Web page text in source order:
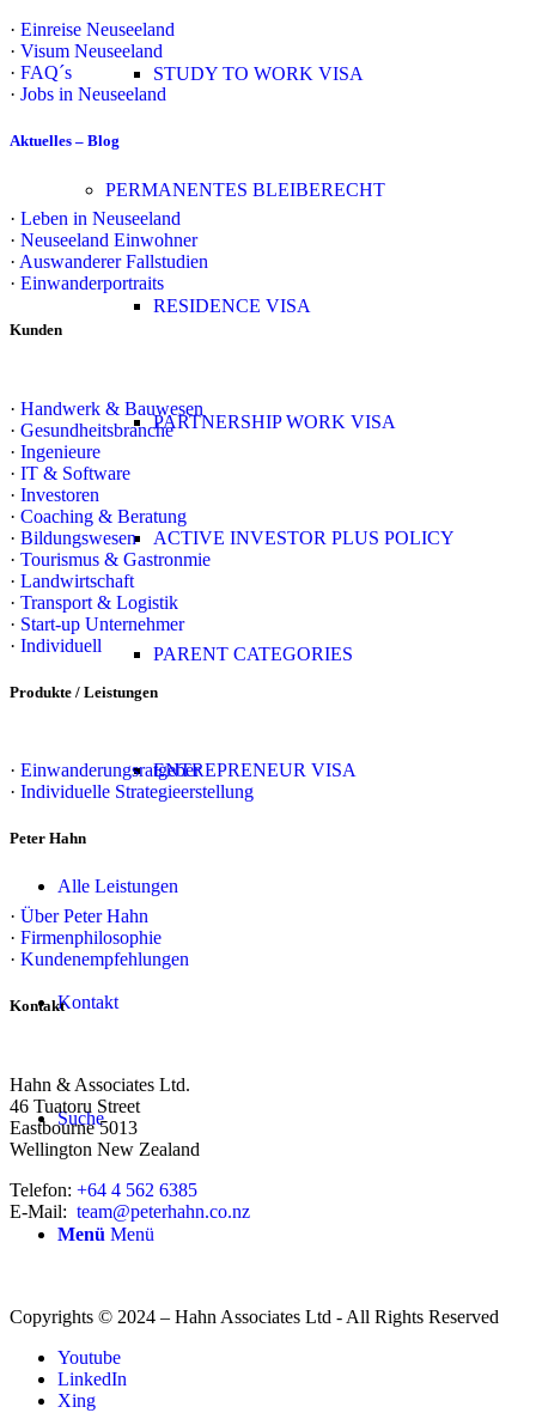
STUDY TO WORK VISA
PERMANENTES BLEIBERECHT
RESIDENCE VISA
PARTNERSHIP WORK VISA
ACTIVE INVESTOR PLUS POLICY
PARENT CATEGORIES
ENTREPRENEUR VISA
Alle Leistungen
Kontakt
Suche
Menü Menü
· Einreise Neuseeland
· Visum Neuseeland
· FAQ´s
· Jobs in Neuseeland
Aktuelles – Blog
· Leben in Neuseeland
· Neuseeland Einwohner
· Auswanderer Fallstudien
· Einwanderportraits
Kunden
· Handwerk & Bauwesen
· Gesundheitsbranche
· Ingenieure
· IT & Software
· Investoren
· Coaching & Beratung
· Bildungswesen
· Tourismus & Gastronmie
· Landwirtschaft
· Transport & Logistik
· Start-up Unternehmer
· Individuell
Produkte / Leistungen
· Einwanderungsratgeber
· Individuelle Strategieerstellung
Peter Hahn
· Über Peter Hahn
· Firmenphilosophie
· Kundenempfehlungen
Kontakt
Hahn & Associates Ltd.
46 Tuatoru Street
Eastbourne 5013
Wellington New Zealand
Telefon: +64 4 562 6385
E-Mail: team@peterhahn.co.nz
Copyrights © 2024 – Hahn Associates Ltd - All Rights Reserved
Youtube
LinkedIn
Xing